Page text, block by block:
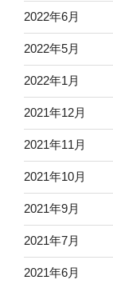
2022年6月
2022年5月
2022年1月
2021年12月
2021年11月
2021年10月
2021年9月
2021年7月
2021年6月